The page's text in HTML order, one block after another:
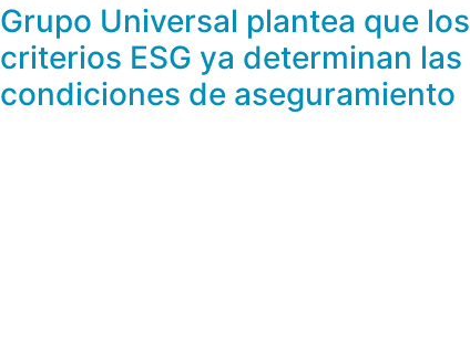
Grupo Universal plantea que los
criterios ESG ya determinan las
condiciones de aseguramiento